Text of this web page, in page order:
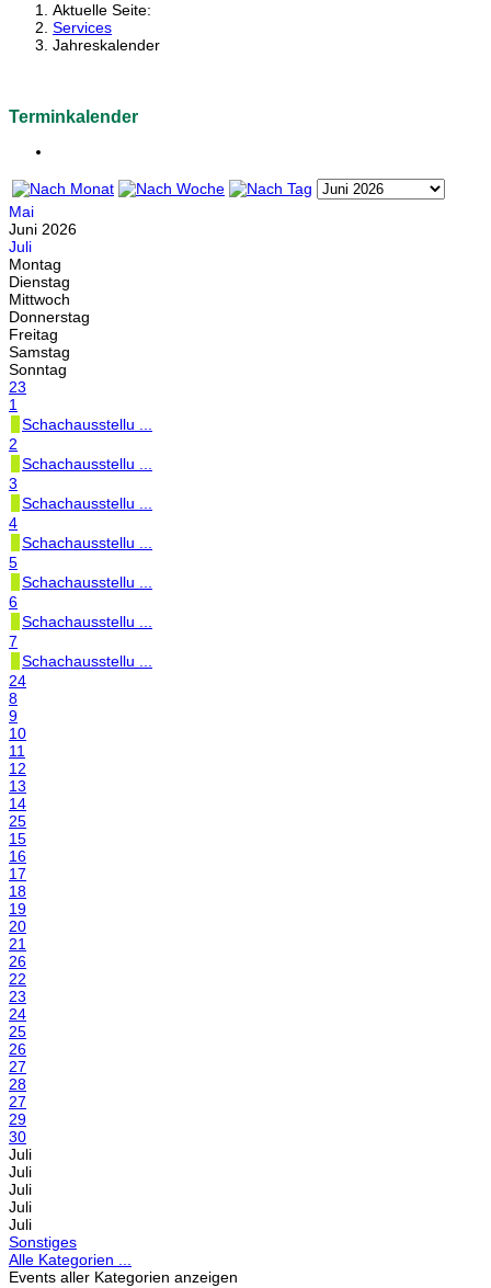
Aktuelle Seite:
Services
Jahreskalender
Terminkalender
Mai
Juni 2026
Juli
Montag
Dienstag
Mittwoch
Donnerstag
Freitag
Samstag
Sonntag
23
1
Schachausstellu ...
2
Schachausstellu ...
3
Schachausstellu ...
4
Schachausstellu ...
5
Schachausstellu ...
6
Schachausstellu ...
7
Schachausstellu ...
24
8
9
10
11
12
13
14
25
15
16
17
18
19
20
21
26
22
23
24
25
26
27
28
27
29
30
Juli
Juli
Juli
Juli
Juli
Sonstiges
Alle Kategorien ...
Events aller Kategorien anzeigen